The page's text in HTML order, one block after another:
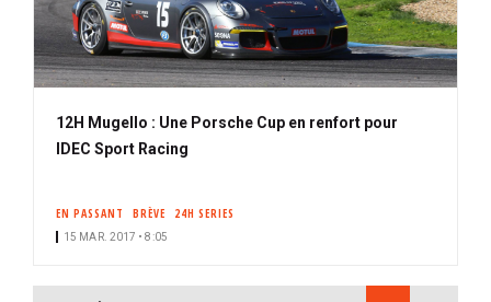
12H Mugello : Une Porsche Cup en renfort pour
IDEC Sport Racing
EN PASSANT BRÈVE 24H SERIES
15 MAR. 2017 • 8:05